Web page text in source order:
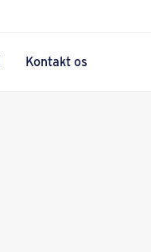
Kontakt os